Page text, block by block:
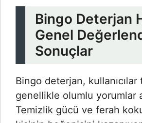
Bingo Deterjan
Genel
Sonuçlar
Bingo deterjan, kullanıcılar
genellikle olumlu yorumlar
Temizlik gücü ve ferah